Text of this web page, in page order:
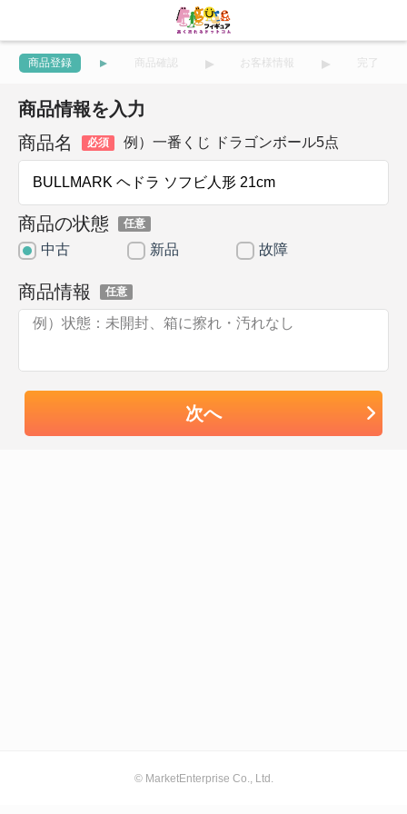
商品登録 商品確認 お客様情報 完了
商品情報を入力
商品名
必須 例）一番くじ ドラゴンボール5点
商品の状態 任意
中古 新品 故障
商品情報 任意
次へ
© MarketEnterprise Co., Ltd.